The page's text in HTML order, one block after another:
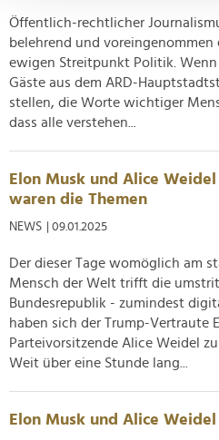
Abschnitt Einzelheitenfest.
Wir verwenden Cookies, um
personalisieren, Funktionen
zu können und die Zugriffe auf
Verwendung unserer Website
soziale Medien, Werbung und
Partner führen diese
weiteren Daten zusammen, die
gesammelt haben.
Öffentlich-rechtlicher
belehrend und voreingenommen
ewigen Streitpunkt Politik.
Gäste aus dem ARD-
stellen, die Worte wichtiger
dass alle verstehen...
Elon Musk und Alice
waren die Themen
NEWS | 09.01.2025
Der dieser Tage womöglich am
Mensch der Welt trifft die
Bundesrepublik - zumindest
haben sich der Trump-Vertraute
Parteivorsitzende Alice Weidel
Weit über eine Stunde lang...
Elon Musk und Alice